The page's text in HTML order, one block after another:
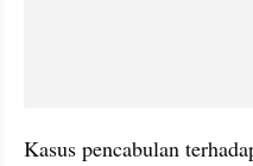
Kasus pencabulan